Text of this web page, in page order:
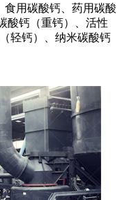
食用碳酸钙、药用碳酸
酸钙（重钙）、活性
轻钙）、纳米碳酸钙